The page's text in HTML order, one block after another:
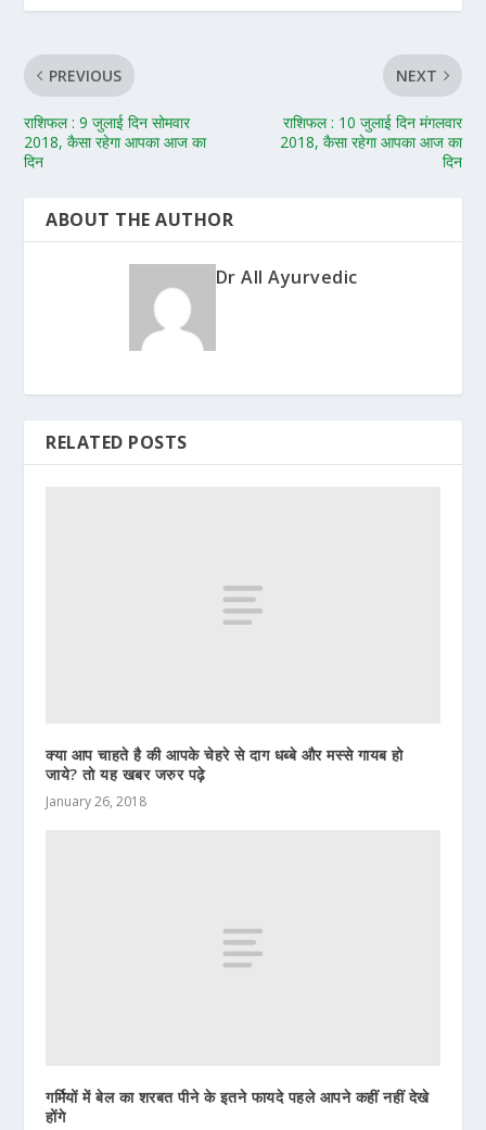
PREVIOUS
राशिफल : 9 जुलाई दिन सोमवार
2018, कैसा रहेगा आपका आज का
दिन
NEXT
राशिफल : 10 जुलाई दिन मंगलवार
2018, कैसा रहेगा आपका आज का
दिन
ABOUT THE AUTHOR
Dr All Ayurvedic
RELATED POSTS
क्या आप चाहते है की आपके चेहरे से दाग धब्बे और मस्से गायब हो
जाये? तो यह खबर जरुर पढ़े
January 26, 2018
गर्मियों में बेल का शरबत पीने के इतने फायदे पहले आपने कहीं नहीं देखे
होंगे